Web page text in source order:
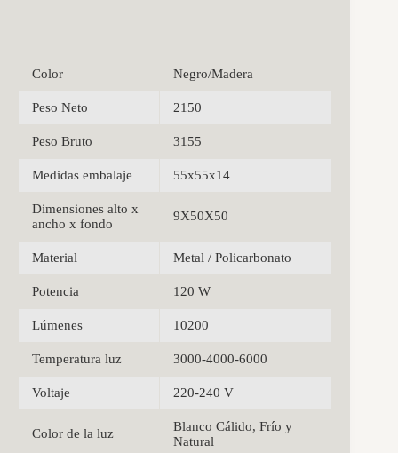
Color Negro/Madera
Peso Neto 2150
Peso Bruto 3155
Medidas embalaje 55x55x14
Dimensiones alto x
ancho x fondo
9X50X50
Material Metal / Policarbonato
Potencia 120 W
Lúmenes 10200
Temperatura luz 3000-4000-6000
Voltaje 220-240 V
Color de la luz
Blanco Cálido, Frío y
Natural